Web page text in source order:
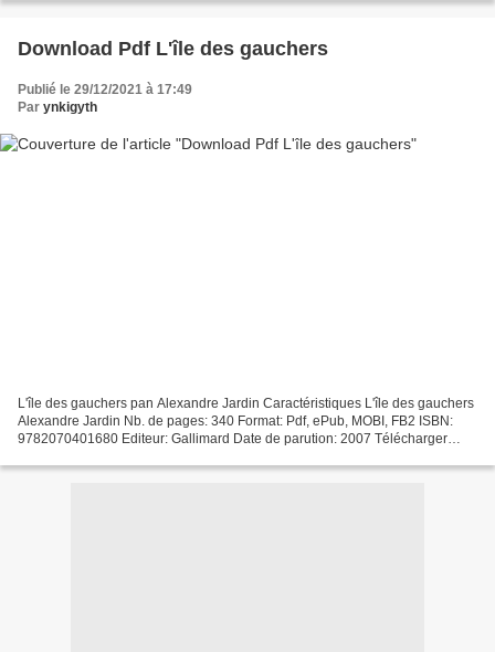
Download Pdf L'île des gauchers
Publié le 29/12/2021 à 17:49
Par ynkigyth
L'île des gauchers pan Alexandre Jardin Caractéristiques L'île des gauchers
Alexandre Jardin Nb. de pages: 340 Format: Pdf, ePub, MOBI, FB2 ISBN:
9782070401680 Editeur: Gallimard Date de parution: 2007 Télécharger